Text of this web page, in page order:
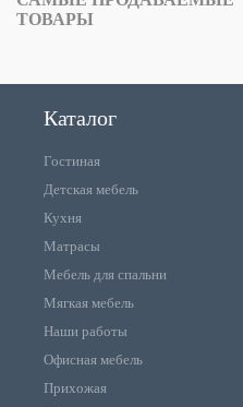
ТОВАРЫ
Каталог
Гостиная
Детская мебель
Кухня
Матрасы
Мебель для спальни
Мягкая мебель
Наши работы
Офисная мебель
Прихожая